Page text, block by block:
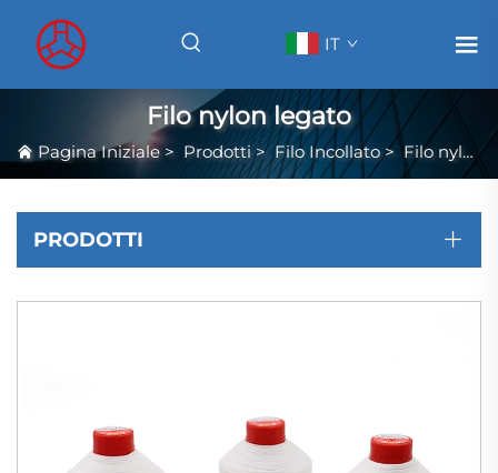
IT
Filo nylon legato
Pagina Iniziale> Prodotti>Filo Incollato>Filo nylon legato
PRODOTTI